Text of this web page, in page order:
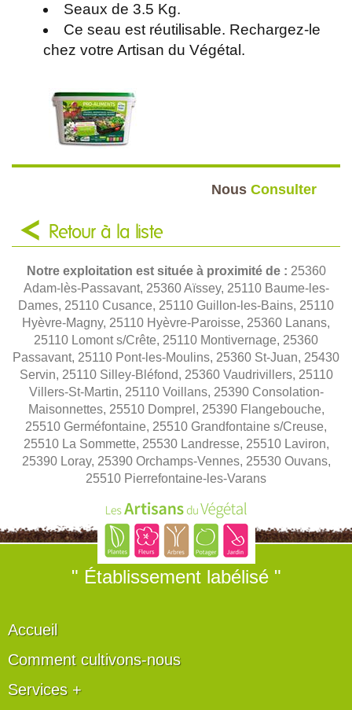
Seaux de 3.5 Kg.
Ce seau est réutilisable. Rechargez-le
chez votre Artisan du Végétal.
Nous Consulter
Retour à la liste
Notre exploitation est située à proximité de : 25360
Adam-lès-Passavant, 25360 Aïssey, 25110 Baume-les-
Dames, 25110 Cusance, 25110 Guillon-les-Bains, 25110
Hyèvre-Magny, 25110 Hyèvre-Paroisse, 25360 Lanans,
25110 Lomont s/Crête, 25110 Montivernage, 25360
Passavant, 25110 Pont-les-Moulins, 25360 St-Juan, 25430
Servin, 25110 Silley-Bléfond, 25360 Vaudrivillers, 25110
Villers-St-Martin, 25110 Voillans, 25390 Consolation-
Maisonnettes, 25510 Domprel, 25390 Flangebouche,
25510 Germéfontaine, 25510 Grandfontaine s/Creuse,
25510 La Sommette, 25530 Landresse, 25510 Laviron,
25390 Loray, 25390 Orchamps-Vennes, 25530 Ouvans,
25510 Pierrefontaine-les-Varans
" Établissement labélisé "
Accueil
Comment cultivons-nous
Services +